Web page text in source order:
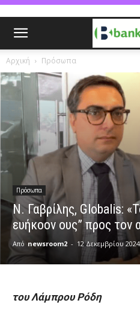
Αρχική Πρόσωπα
Πρόσωπα
Ν. Γαβρίλης, Globalis:
ευήκοον ους” προς τον
Από newsroom2 - 12 Δεκεμβρίου 2024
του Λάμπρου Ρόδη